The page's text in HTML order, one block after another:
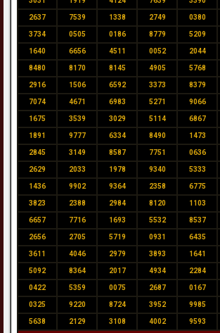
2637 7539 1338 2749 0380
3734 0505 0186 8779 5209
1640 6656 4511 0052 2044
8480 8170 8145 4905 5768
2916 1506 6592 3373 8379
7074 4671 6983 5271 9066
1675 3539 3029 5114 6867
1891 9777 6334 8490 1473
2845 3149 8587 7751 0636
2629 2033 1978 9340 5333
1436 9902 9364 2358 6775
3823 2388 2984 8120 1103
6657 7716 1693 5532 8537
2656 2705 5719 0931 6435
3611 4046 2979 3893 1641
5092 8364 2017 4934 2284
0422 5359 0075 2687 0167
0325 9220 8724 3952 9985
5638 2129 3108 4002 9593